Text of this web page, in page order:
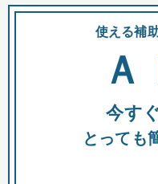
都道府県
全国の検索結果を
助成金
使える補
Ａ
今す
とっても